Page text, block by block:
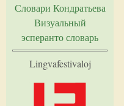
Словари Кондратьева
Визуальный
эсперанто словарь
Lingvafestivaloj